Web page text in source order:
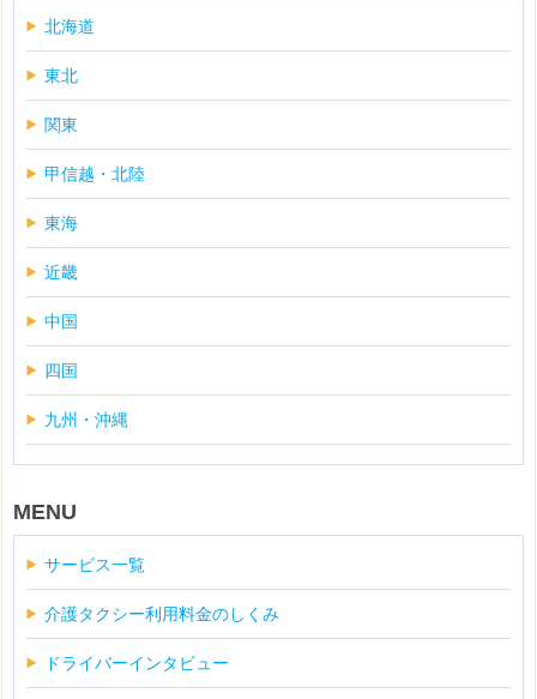
北海道
東北
関東
甲信越・北陸
東海
近畿
中国
四国
九州・沖縄
MENU
サービス一覧
介護タクシー利用料金のしくみ
ドライバーインタビュー